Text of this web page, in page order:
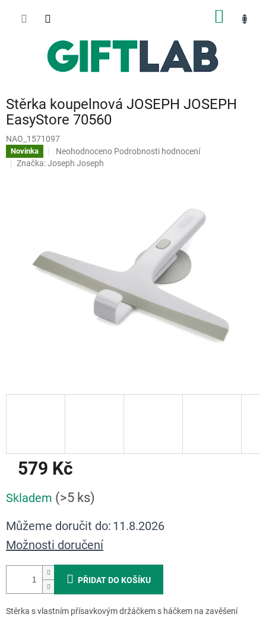
Stěrka koupelnová JOSEPH JOSEPH
EasyStore 70560
NAO_1571097
Novinka
Průměrné
hodnocení
Neohodnoceno Podrobnosti hodnocení
Značka:Joseph Joseph
579 Kč
cena:
Skladem (>5 ks)
Můžeme doručit do: 11.8.2026
Možnosti doručení
PŘIDAT DO KOŠÍKU
Stěrka s vlastním přísavkovým držáčkem s háčkem na zavěšení